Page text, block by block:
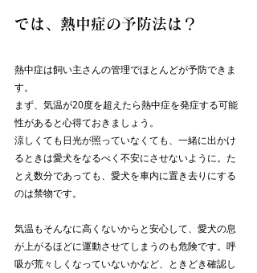
では、熱中症の予防法は？
熱中症は飼い主さんの管理でほとんどが予防できま
す。
まず、気温が20度を超えたら熱中症を発症する可能
性があると心得ておきましょう。
涼しくても日光が照っていなくても、一緒に出かけ
るときは愛犬をなるべく不安にさせないように。た
とえ数分であっても、愛犬を車内に置き去りにする
のは禁物です。
気温もそんなに高くないからと安心して、愛犬の息
が上がるほどに運動させてしまうのも危険です。呼
吸が荒々しくなっていないかなど、ときどき確認し